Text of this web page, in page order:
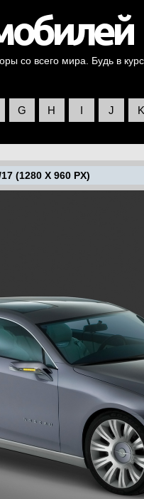
со всего мира. Будь в
G H I J K
(1280 X 960 PX)